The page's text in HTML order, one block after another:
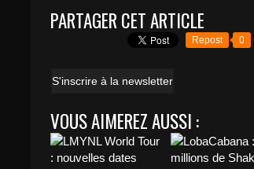
PARTAGER CET ARTICLE
Repost 0
S'inscrire à la newsletter
VOUS AIMEREZ AUSSI :